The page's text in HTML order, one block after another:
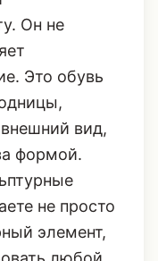
Он не
Это обувь
вид,
формой.
не просто
элемент,